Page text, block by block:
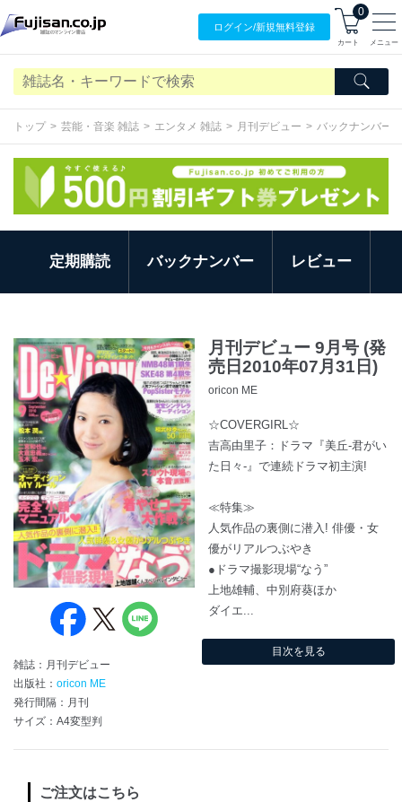
ログイン/新規無料登録
0
カート メニュー
トップ 芸能・音楽 雑誌 エンタメ 雑誌 月刊デビュー バックナンバー
定期購読 バックナンバー レビュー
雑誌：月刊デビュー
出版社： oricon ME
発行間隔：月刊
サイズ：A4変型判
月刊デビュー 9月号 (発
売日2010年07月31日)
oricon ME
☆COVERGIRL☆
吉高由里子：ドラマ『美丘‐君がい
た日々‐』で連続ドラマ初主演!
≪特集≫
人気作品の裏側に潜入! 俳優・女
優がリアルつぶやき
●ドラマ撮影現場“なう”
上地雄輔、中別府葵ほか
ダイエ...
目次を見る
ご注文はこちら